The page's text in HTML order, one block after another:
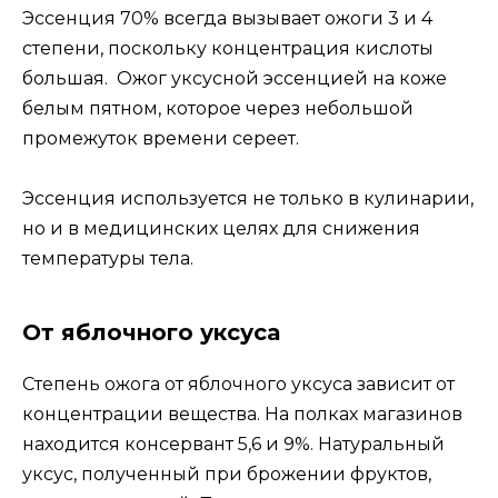
Эссенция 70% всегда вызывает ожоги 3 и 4
степени, поскольку концентрация кислоты
большая. Ожог уксусной эссенцией на коже
белым пятном, которое через небольшой
промежуток времени сереет.
Эссенция используется не только в кулинарии,
но и в медицинских целях для снижения
температуры тела.
От яблочного уксуса
Степень ожога от яблочного уксуса зависит от
концентрации вещества. На полках магазинов
находится консервант 5,6 и 9%. Натуральный
уксус, полученный при брожении фруктов,